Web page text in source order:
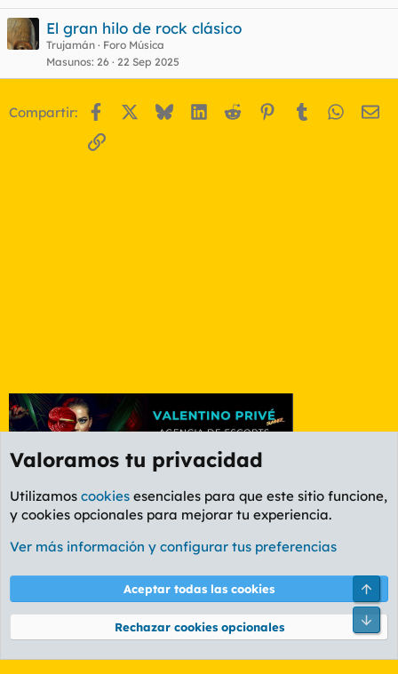
El gran hilo de rock clásico
Trujamán
Foro Música
Masunos 26 22 Sep 2025
Compartir: Facebook BlueskyLinkedIn
Reddit Pinterest
Tumblr
Enlace
Foro Cine
Cookies
PL OLDSTYLE AMARILLO
Términos y reglas Política de privacidad Ayuda
Community platform by XenForo® © 2010-2026 XenForo Ltd.
Valoramos tu privacidad
Utilizamos cookies esenciales para que este sitio funcione,
y cookies opcionales para mejorar tu experiencia.
Ver más información y configurar tus preferencias
Aceptar todas las cookies
Rechazar cookies opcionales
Pie